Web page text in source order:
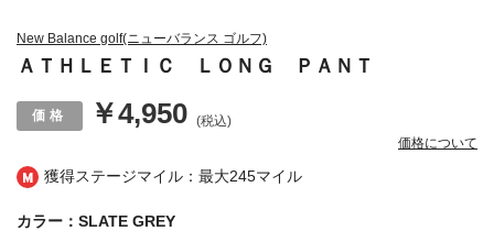
獲得ステージマイル：最大245マイル
New Balance golf(ニューバランス ゴルフ)
ＡＴＨＬＥＴＩＣ ＬＯＮＧ ＰＡＮＴ
￥4,950 (税込)
価格について
カラー：SLATE GREY